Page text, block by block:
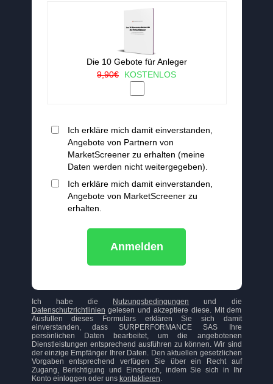
Die 10 Gebote für Anleger
9,90€
KOSTENLOS
Ich erkläre mich damit einverstanden,
Angebote von Partnern von
MarketScreener zu erhalten (meine
Daten werden nicht weitergegeben).
Ich erkläre mich damit einverstanden,
Angebote von MarketScreener zu
erhalten.
Anmelden
Ich habe die Nutzungsbedingungen und die
Datenschutzrichtlinien gelesen und akzeptiere diese. Mit dem
Ausfüllen dieses Formulars erklären Sie sich damit
einverstanden, dass SURPERFORMANCE SAS Ihre
persönlichen Daten bearbeitet, um die angebotenen
Dienstleistungen entsprechend ausführen zu können. Wir sind
der einzige Empfänger Ihrer Daten. Den aktuellen gesetzlichen
Vorgaben entsprechend verfügen Sie über ein Recht auf
Zugang, Berichtigung und Einspruch, indem Sie sich in Ihr
Konto einloggen oder uns kontaktieren.